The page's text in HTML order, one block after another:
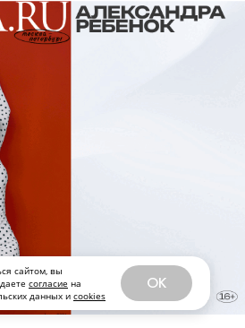
сайтом, вы
согласие на
данных и cookies
OK
фильм о концертном
певицы, за который
Джеймс Кэмерон
в нем
личными интервью
брата, музыканта